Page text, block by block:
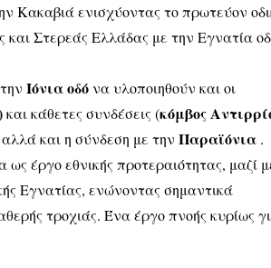
Κακαβιά ενισχύοντας το πρωτεύον
και Στερεάς Ελλάδας με την Εγνατία
Ιόνια οδόναυλοποιηθούν και οι
και κάθετες συνδέσεις (κόμβος
αλλά και η σύνδεση με την Παραϊόνια .
έργο εθνικής προτεραιότητας, μαζί
Εγνατίας, ενώνοντας σημαντικά
τροχιάς. Ένα έργο πνοής κυρίως